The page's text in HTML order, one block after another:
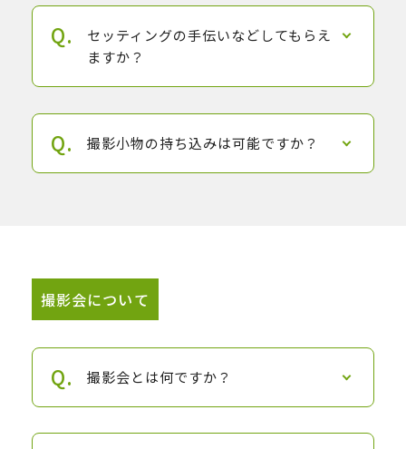
セッティングの手伝いなどしてもらえ
ますか？
撮影小物の持ち込みは可能ですか？
撮影会について
撮影会とは何ですか？